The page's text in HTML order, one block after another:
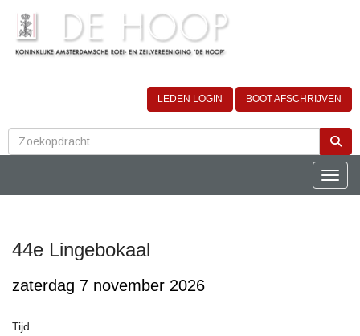
LEDEN LOGIN BOOT AFSCHRIJVEN
44e Lingebokaal
zaterdag 7 november 2026
Tijd